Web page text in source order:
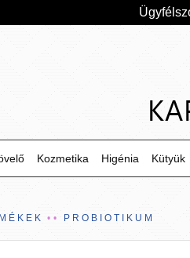
Kozmetika Higénia Kütyük
PROBIOTIKUM